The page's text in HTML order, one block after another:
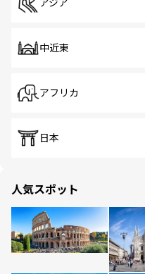
アジア
中近東
アフリカ
日本
人気スポット